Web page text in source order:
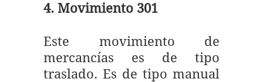
4. Movimiento 301
Este movimiento de
mercancías es de tipo
traslado. Es de tipo manual